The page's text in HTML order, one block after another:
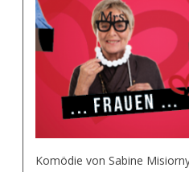
Komödie von Sabine